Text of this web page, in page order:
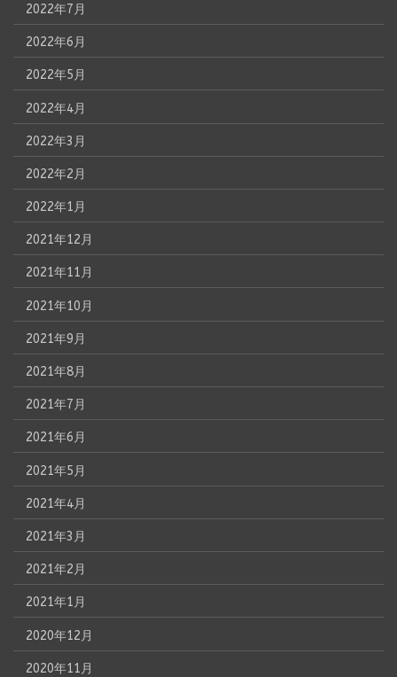
2022年7月
2022年6月
2022年5月
2022年4月
2022年3月
2022年2月
2022年1月
2021年12月
2021年11月
2021年10月
2021年9月
2021年8月
2021年7月
2021年6月
2021年5月
2021年4月
2021年3月
2021年2月
2021年1月
2020年12月
2020年11月